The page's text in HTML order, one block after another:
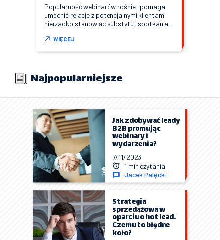
Popularność webinarów rośnie i pomaga
umocnić relacje z potencjalnymi klientami
nierzadko stanowiąc substytut spotkania.
WIĘCEJ
Najpopularniejsze
Jacek Palęcki
7/11/2023
1 min czytania
Jak zdobywać leady
B2B promując
webinary i
wydarzenia?
Strategia
sprzedażowa w
oparciu o hot lead.
Czemu to błędne
koło?